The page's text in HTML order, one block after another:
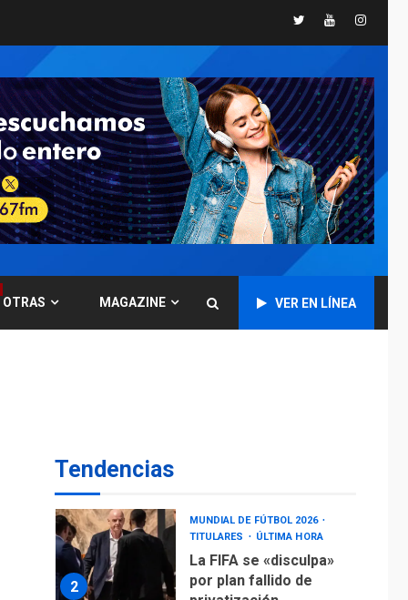
TwitterYoutube
OTRAS MAGAZINE VER EN LÍNEA
Tendencias
7
Gobierno nacional y
regional nos
respaldaron desde el
primer momento tras
terremotos del 24J
asegura Gustavo
Duque
NACIONALES
TITULARES
ÚLTIMA HORA
Reanudan
operaciones de carga
Aeropuerto de
Maiquetía
3
dicen que atacaron
dos petroleros
sauditas
REGIONALES ÚLTIMA HORA